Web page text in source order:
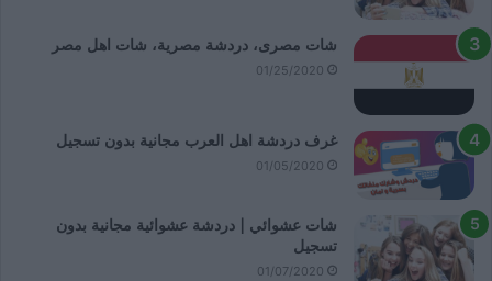
شات مصرى، دردشة مصرية، شات اهل مصر
01/25/2020
غرف دردشة اهل العرب مجانية بدون تسجيل
01/05/2020
شات عشوائي | دردشة عشوائية مجانية بدون
تسجيل
01/07/2020